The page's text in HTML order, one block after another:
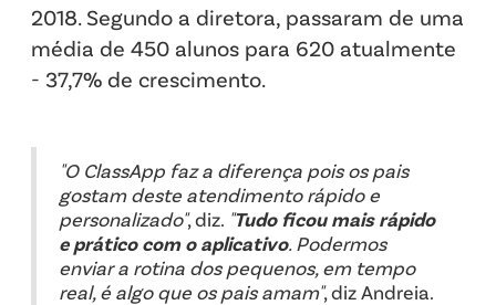
2018. Segundo a diretora, passaram de uma
média de 450 alunos para 620 atualmente
- 37,7% de crescimento.
"O ClassApp faz a diferença pois os pais
gostam deste atendimento rápido e
personalizado", diz. "Tudo ficou mais rápido
e prático com o aplicativo. Podermos
enviar a rotina dos pequenos, em tempo
real, é algo que os pais amam", diz Andreia.